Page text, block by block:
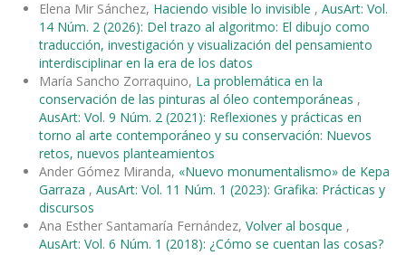
Elena Mir Sánchez, Haciendo visible lo invisible , AusArt: Vol.
14 Núm. 2 (2026): Del trazo al algoritmo: El dibujo como
traducción, investigación y visualización del pensamiento
interdisciplinar en la era de los datos
María Sancho Zorraquino, La problemática en la
conservación de las pinturas al óleo contemporáneas ,
AusArt: Vol. 9 Núm. 2 (2021): Reflexiones y prácticas en
torno al arte contemporáneo y su conservación: Nuevos
retos, nuevos planteamientos
Ander Gómez Miranda, «Nuevo monumentalismo» de Kepa
Garraza , AusArt: Vol. 11 Núm. 1 (2023): Grafika: Prácticas y
discursos
Ana Esther Santamaría Fernández, Volver al bosque ,
AusArt: Vol. 6 Núm. 1 (2018): ¿Cómo se cuentan las cosas?